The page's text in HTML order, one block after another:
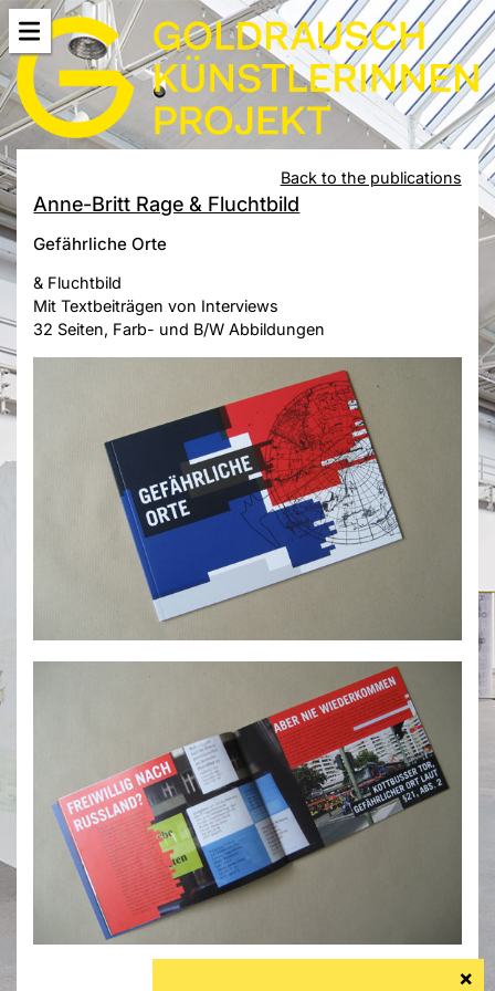
Back to the publications
Anne-Britt Rage & Fluchtbild
Gefährliche Orte
& Fluchtbild
Mit Textbeiträgen von Interviews
32 Seiten, Farb- und B/W Abbildungen